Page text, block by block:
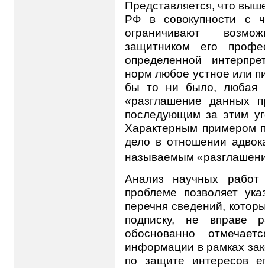
Представляется, что
РФ в совокупности с
ограничивают
защитником его
определенной
норм любое устное или
бы то ни было, любая
«разглашение данных
последующим за этим
Характерным примером
дело в отношении
называемым
Анализ научных
проблеме позволяет
перечня сведений,
подписку, не вправе
обоснованно
информации в рамках
по защите интересов